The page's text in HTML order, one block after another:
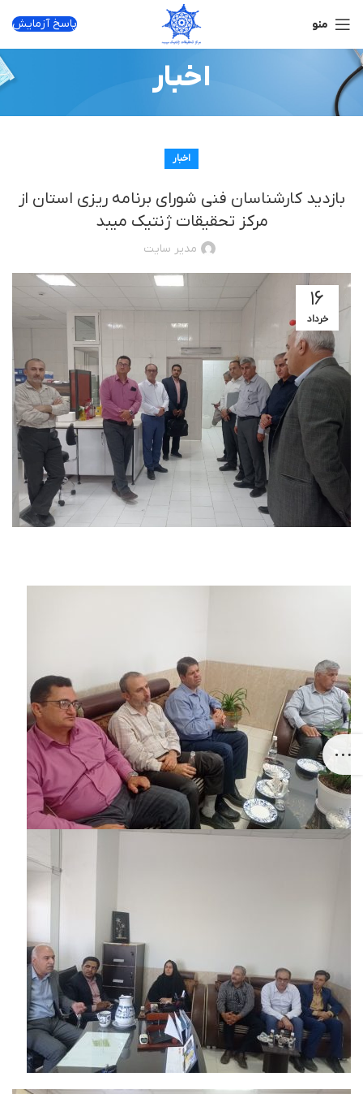
منو پاسخ آزمایش
اخبار
اخبار
بازدید کارشناسان فنی شورای برنامه ریزی استان از
مرکز تحقیقات ژنتیک میبد
مدیر سایت
۱۶
خرداد